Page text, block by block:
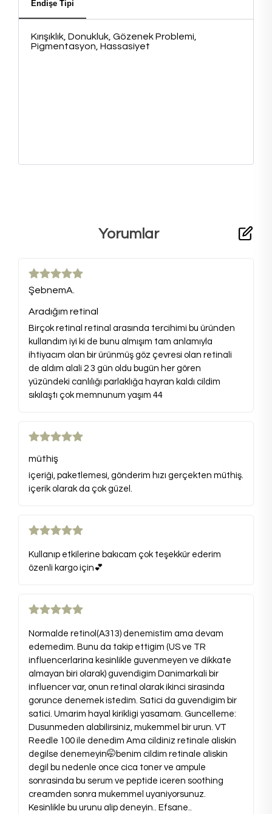
Endişe Tipi
Kırışıklık, Donukluk, Gözenek Problemi,
Pigmentasyon, Hassasiyet
Yorumlar
ŞebnemA.
Aradığım retinal
Birçok retinal retinal arasında tercihimi bu üründen
kullandım iyi ki de bunu almışım tam anlamıyla
ihtiyacım olan bir ürünmüş göz çevresi olan retinali
de aldım alali 2 3 gün oldu bugün her gören
yüzündeki canlılığı parlaklığa hayran kaldı cildim
sıkılaştı çok memnunum yaşım 44
müthiş
içeriği, paketlemesi, gönderim hızı gerçekten müthiş.
içerik olarak da çok güzel.
Kullanıp etkilerine bakıcam çok teşekkür ederim
özenli kargo için💕
Normalde retinol(A313) denemistim ama devam
edemedim. Bunu da takip ettigim (US ve TR
influencerlarina kesinlikle guvenmeyen ve dikkate
almayan biri olarak) guvendigim Danimarkali bir
influencer var, onun retinal olarak ikinci sirasinda
gorunce denemek istedim. Satici da guvendigim bir
satici. Umarim hayal kirikligi yasamam. Guncelleme:
Dusunmeden alabilirsiniz, mukemmel bir urun. VT
Reedle 100 ile denedim Ama cildiniz retinale aliskin
degilse denemeyin🤭benim cildim retinale aliskin
degil bu nedenle once cica toner ve ampule
sonrasinda bu serum ve peptide iceren soothing
creamden sonra mukemmel uyaniyorsunuz.
Kesinlikle bu urunu alip deneyin.. Efsane..